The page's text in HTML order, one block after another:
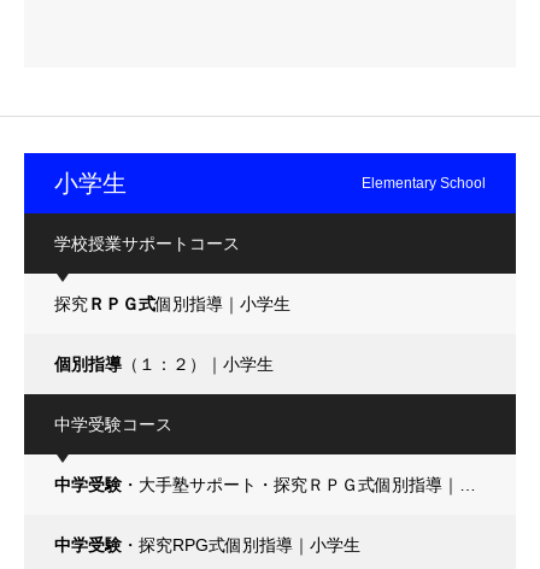
小学生 Elementary School
学校授業サポートコース
探究ＲＰＧ式個別指導｜小学生
個別指導 （１：２）｜小学生
中学受験コース
中学受験 ・大手塾サポート・探究ＲＰＧ式個別指導｜小学生
中学受験 ・探究RPG式個別指導｜小学生